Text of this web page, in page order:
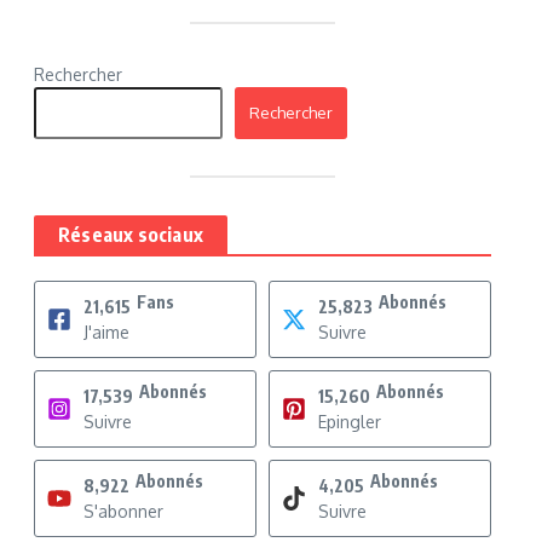
Rechercher
Rechercher
Réseaux sociaux
21,615 Fans
J'aime
25,823 Abonnés
Suivre
17,539 Abonnés
Suivre
15,260 Abonnés
Epingler
8,922 Abonnés
S'abonner
4,205 Abonnés
Suivre